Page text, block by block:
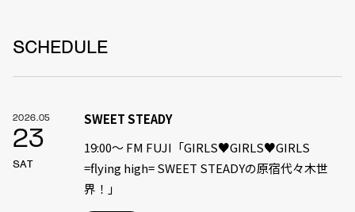
SCHEDULE
2026.05
23
SAT
SWEET STEADY
19:00〜 FM FUJI「GIRLS♥GIRLS♥GIRLS
=flying high= SWEET STEADYの原宿代々木世
界！」